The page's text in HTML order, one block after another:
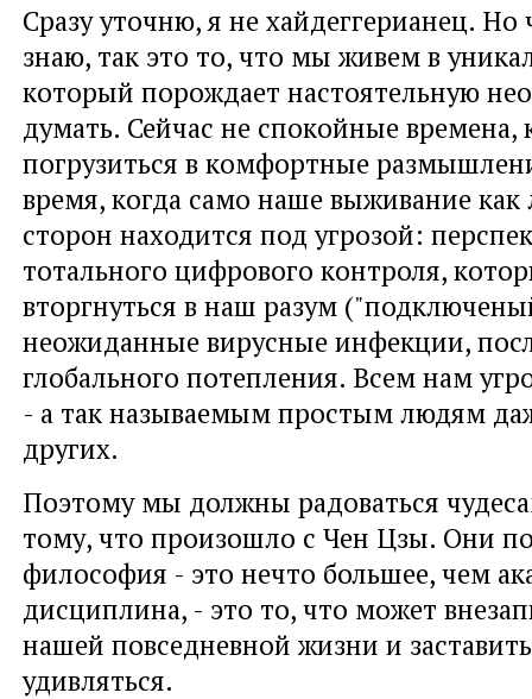
Сразу уточню, я не хайдеггерианец. Но
знаю, так это то, что мы живем в
который порождает настоятельную
думать. Сейчас не спокойные времена,
погрузиться в комфортные
время, когда само наше выживание
сторон находится под угрозой:
тотального цифрового контроля,
вторгнуться в наш разум
неожиданные вирусные инфекции,
глобального потепления. Всем нам
- а так называемым простым людям
других.
Поэтому мы должны радоваться
тому, что произошло с Чен Цзы. Они
философия - это нечто большее, чем
дисциплина, - это то, что может
нашей повседневной жизни и
удивляться.